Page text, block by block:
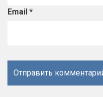
Email *